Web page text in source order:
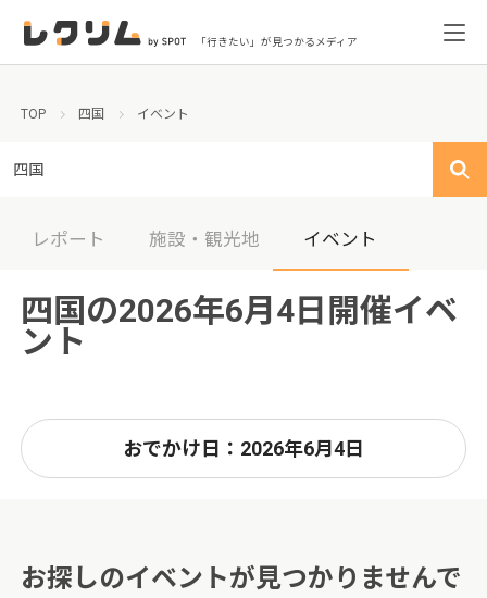
「行きたい」が見つかるメディア
TOP 四国 イベント
四国
レポート 施設・観光地 イベント
四国の2026年6月4日開催イベ
ント
おでかけ日：2026年6月4日
お探しのイベントが見つかりませんで